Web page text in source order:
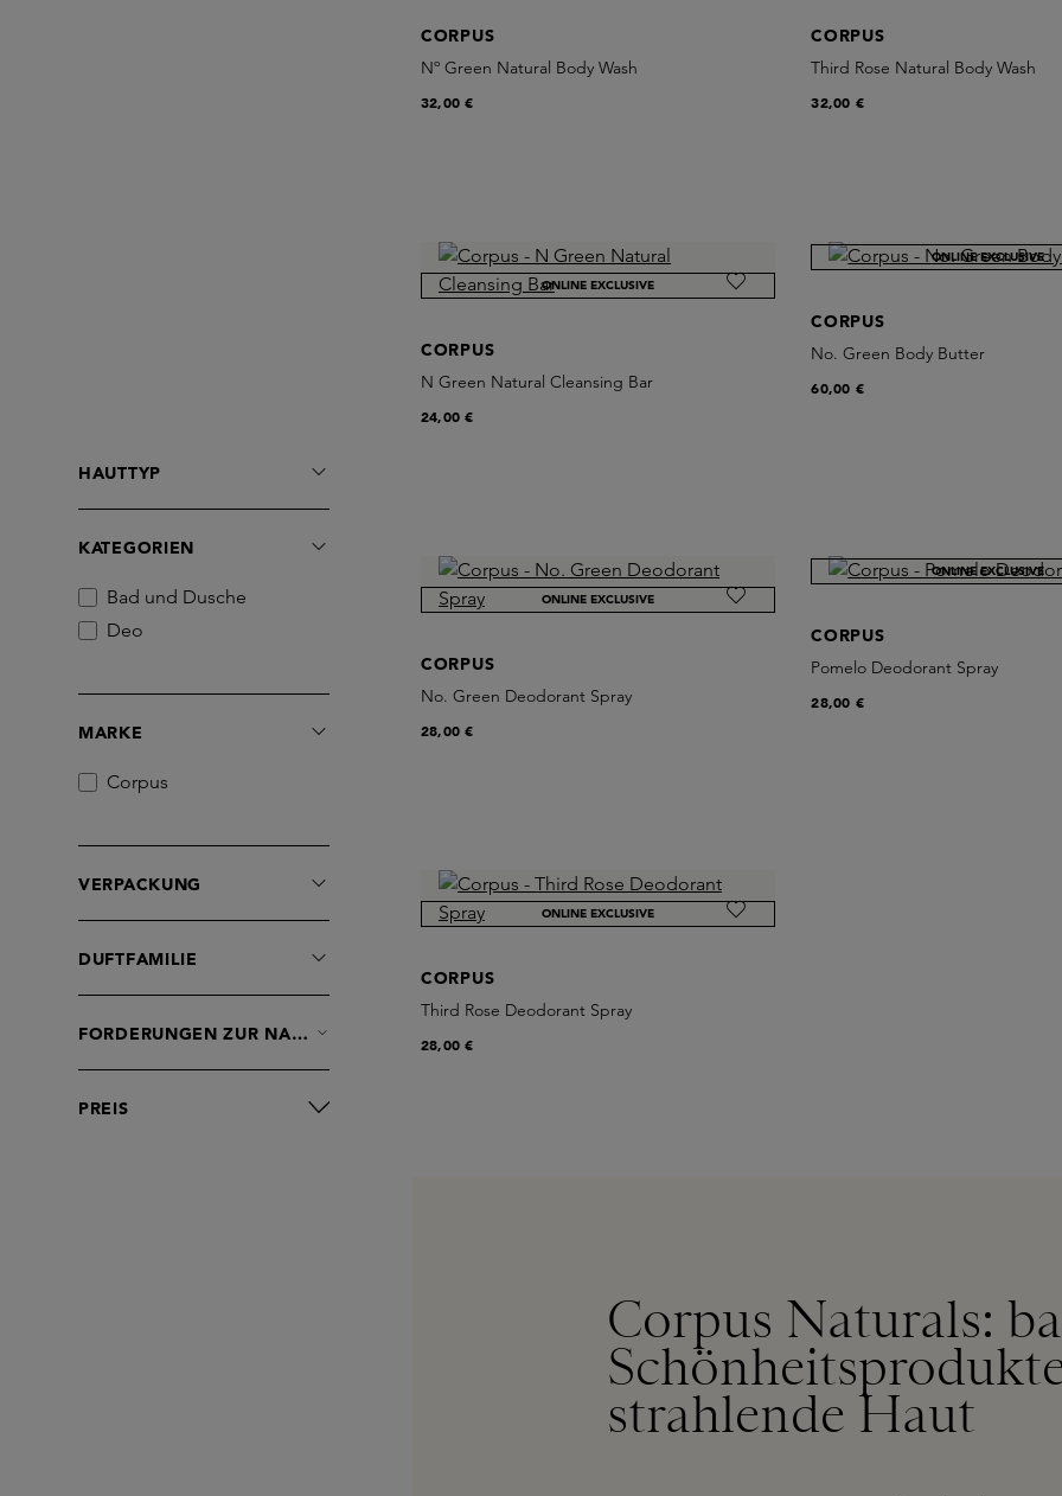
HAUTTYP
KATEGORIEN
Bad und Dusche
Deo
MARKE
Corpus
VERPACKUNG
DUFTFAMILIE
FORDERUNGEN ZUR NACHHALTIGKEIT
PREIS
CORPUS
Nº Green Natural Body Wash
32,00 €
CORPUS
Third Rose Natural Body Wash
32,00 €
ONLINE EXCLUSIVE
CORPUS
N Green Natural Cleansing Bar
24,00 €
ONLINE EXCLUSIVE
CORPUS
No. Green Body Butter
60,00 €
ONLINE EXCLUSIVE
CORPUS
No. Green Deodorant Spray
28,00 €
ONLINE EXCLUSIVE
CORPUS
Pomelo Deodorant Spray
28,00 €
ONLINE EXCLUSIVE
CORPUS
Third Rose Deodorant Spray
28,00 €
Corpus Naturals:
Schönheitsprodukte
strahlende Haut